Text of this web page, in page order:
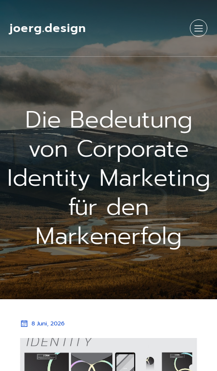
joerg.design
Die Bedeutung
von Corporate
Identity Marketing
für den
Markenerfolg
8 Juni, 2026